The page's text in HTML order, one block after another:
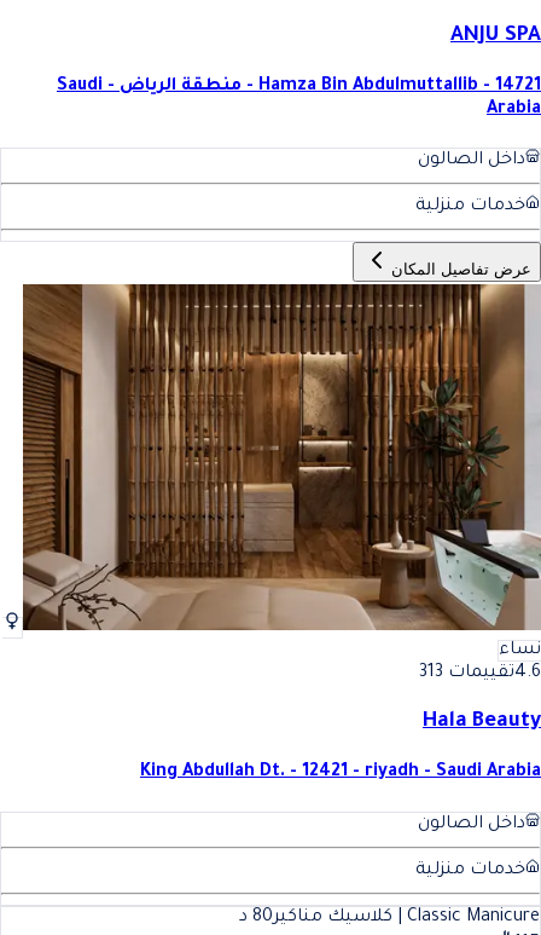
ANJU SPA
Hamza Bin Abdulmuttallib - 14721 - منطقة الرياض - Saudi
Arabia
داخل الصالون
خدمات منزلية
عرض تفاصيل المكان
نساء
4.6تقييمات 313
Hala Beauty
King Abdullah Dt. - 12421 - riyadh - Saudi Arabia
داخل الصالون
خدمات منزلية
Classic Manicure | كلاسيك مناكير 80 د